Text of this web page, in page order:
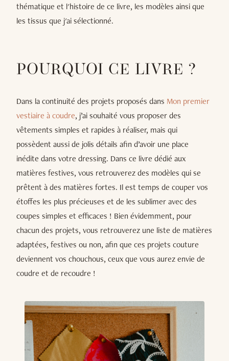
thématique et l'histoire de ce livre, les modèles ainsi que
les tissus que j'ai sélectionné.
POURQUOI CE LIVRE ?
Dans la continuité des projets proposés dans Mon premier
vestiaire à coudre, j’ai souhaité vous proposer des
vêtements simples et rapides à réaliser, mais qui
possèdent aussi de jolis détails afin d’avoir une place
inédite dans votre dressing. Dans ce livre dédié aux
matières festives, vous retrouverez des modèles qui se
prêtent à des matières fortes. Il est temps de couper vos
étoffes les plus précieuses et de les sublimer avec des
coupes simples et efficaces ! Bien évidemment, pour
chacun des projets, vous retrouverez une liste de matières
adaptées, festives ou non, afin que ces projets couture
deviennent vos chouchous, ceux que vous aurez envie de
coudre et de recoudre !